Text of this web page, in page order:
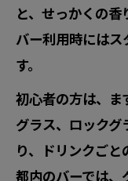
と、せっかくの香
バー利用時には
す。
初心者の方は、
グラス、ロック
り、ドリンクご
都内のバーでは、